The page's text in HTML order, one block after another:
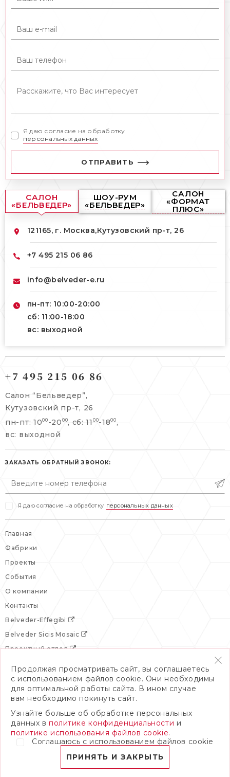
Я даю согласие на обработку
персональных данных
ОТПРАВИТЬ
САЛОН
«БЕЛЬВЕДЕР»
ШОУ-РУМ
«БЕЛЬВЕДЕР»
САЛОН
«ФОРМАТ
ПЛЮС»
121165, г. Москва,Кутузовский пр-т, 26
+7 495 215 06 86
info@belveder-e.ru
пн-пт: 10:00-20:00
сб: 11:00-18:00
вс: выходной
info@belveder-e.ru
пн-пт: 10:00-20:00
сб, вс: выходной
Берсеневский переулок, 3/10с7
+7 495 477 45 43
info@belveder-e.ru
пн-пт: 10:00-19:00
сб: выходной
+7 495 215 06 86
Салон “Бельведер”,
Кутузовский пр-т, 26
пн-пт: 1000 -20 00, сб: 11 00-1800 ,
вс: выходной
ЗАКАЗАТЬ ОБРАТНЫЙ ЗВОНОК:
Я даю согласие на обработку персональных данных
Главная
Фабрики
Проекты
События
О компании
Контакты
Belveder-Effegibi
Belveder Sicis Mosaic
Проектный отдел
© 2026 БельведерПолитика конфиденциальности
ПОЛНАЯ ВЕРСИЯ САЙТА
Продолжая просматривать сайт, вы соглашаетесь
с использованием файлов cookie. Они необходимы
для оптимальной работы сайта. В ином случае
вам необходимо покинуть сайт.
Узнайте больше об обработке персональных
данных вполитике конфиденциальности и
политике использования файлов cookie.
Соглашаюсь с использованием файлов cookie
ПРИНЯТЬ И ЗАКРЫТЬ